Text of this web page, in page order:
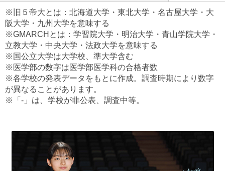
※旧５帝大とは：北海道大学・東北大学・名古屋大学・大
阪大学・九州大学を意味する
※GMARCHとは：学習院大学・明治大学・青山学院大学・
立教大学・中央大学・法政大学を意味する
※国公立大学は大学校、準大学含む
※医学部の数字は医学部医学科の合格者数
※各学校の発表データをもとに作成。調査時期により数字
が異なることがあります。
※「-」は、学校が非公表、調査中等。